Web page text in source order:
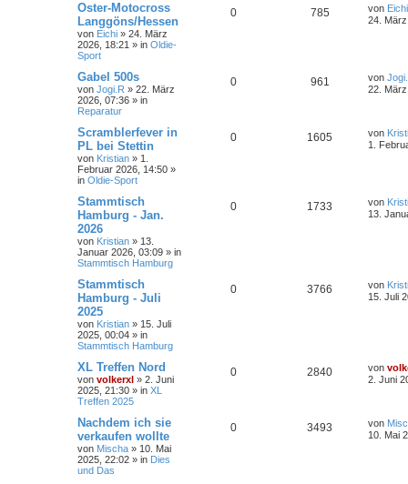
Oster-Motocross
Langgöns/Hessen
von Eichi » 24. März
2026, 18:21 » in Oldie-
Sport
0 785 von Eichi
24.
Gabel 500s
von Jogi.R » 22. März
2026, 07:36 » in
Reparatur
0 961 von
22.
Scramblerfever in
PL bei Stettin
von Kristian » 1.
Februar 2026, 14:50 »
in Oldie-Sport
0 1605 von
1.
Stammtisch
Hamburg - Jan.
2026
von Kristian » 13.
Januar 2026, 03:09 » in
Stammtisch Hamburg
0 1733 von
13.
Stammtisch
Hamburg - Juli
2025
von Kristian » 15. Juli
2025, 00:04 » in
Stammtisch Hamburg
0 3766 von
15. Juli
XL Treffen Nord
von volkerxl » 2. Juni
2025, 21:30 » in XL
Treffen 2025
0 2840 von
2. Juni
Nachdem ich sie
verkaufen wollte
von Mischa » 10. Mai
2025, 22:02 » in Dies
und Das
0 3493 von
10. Mai